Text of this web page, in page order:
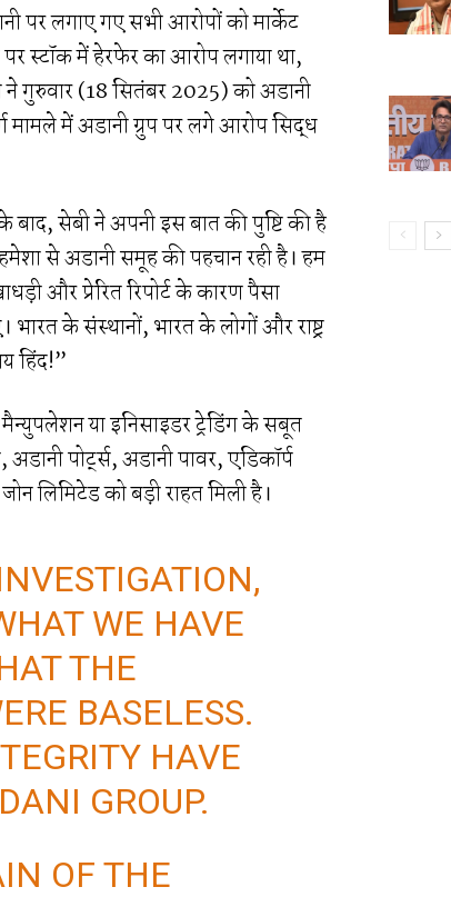
पर लगाए गए सभी आरोपों को मार्केट
पर स्टॉक में हेरफेर का आरोप लगाया था,
गुरुवार (18 सितंबर 2025) को अडानी
में अडानी ग्रुप पर लगे आरोप सिद्ध
सेबी ने अपनी इस बात की पुष्टि की है
हमेशा से अडानी समूह की पहचान रही है। हम
और प्रेरित रिपोर्ट के कारण पैसा
के संस्थानों, भारत के लोगों और राष्ट्र
हिंद!”
या इनिसाइडर ट्रेडिंग के सबूत
पोर्ट्स, अडानी पावर, एडिकॉर्प
लिमिटेड को बड़ी राहत मिली है।
WE HAVE
THE
BASELESS.
HAVE
GROUP.
OF THE